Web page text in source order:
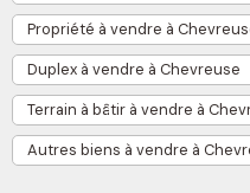
Propriété à vendre à
Duplex à vendre à Chevreuse
Terrain à bâtir à vendre à
Autres biens à vendre à